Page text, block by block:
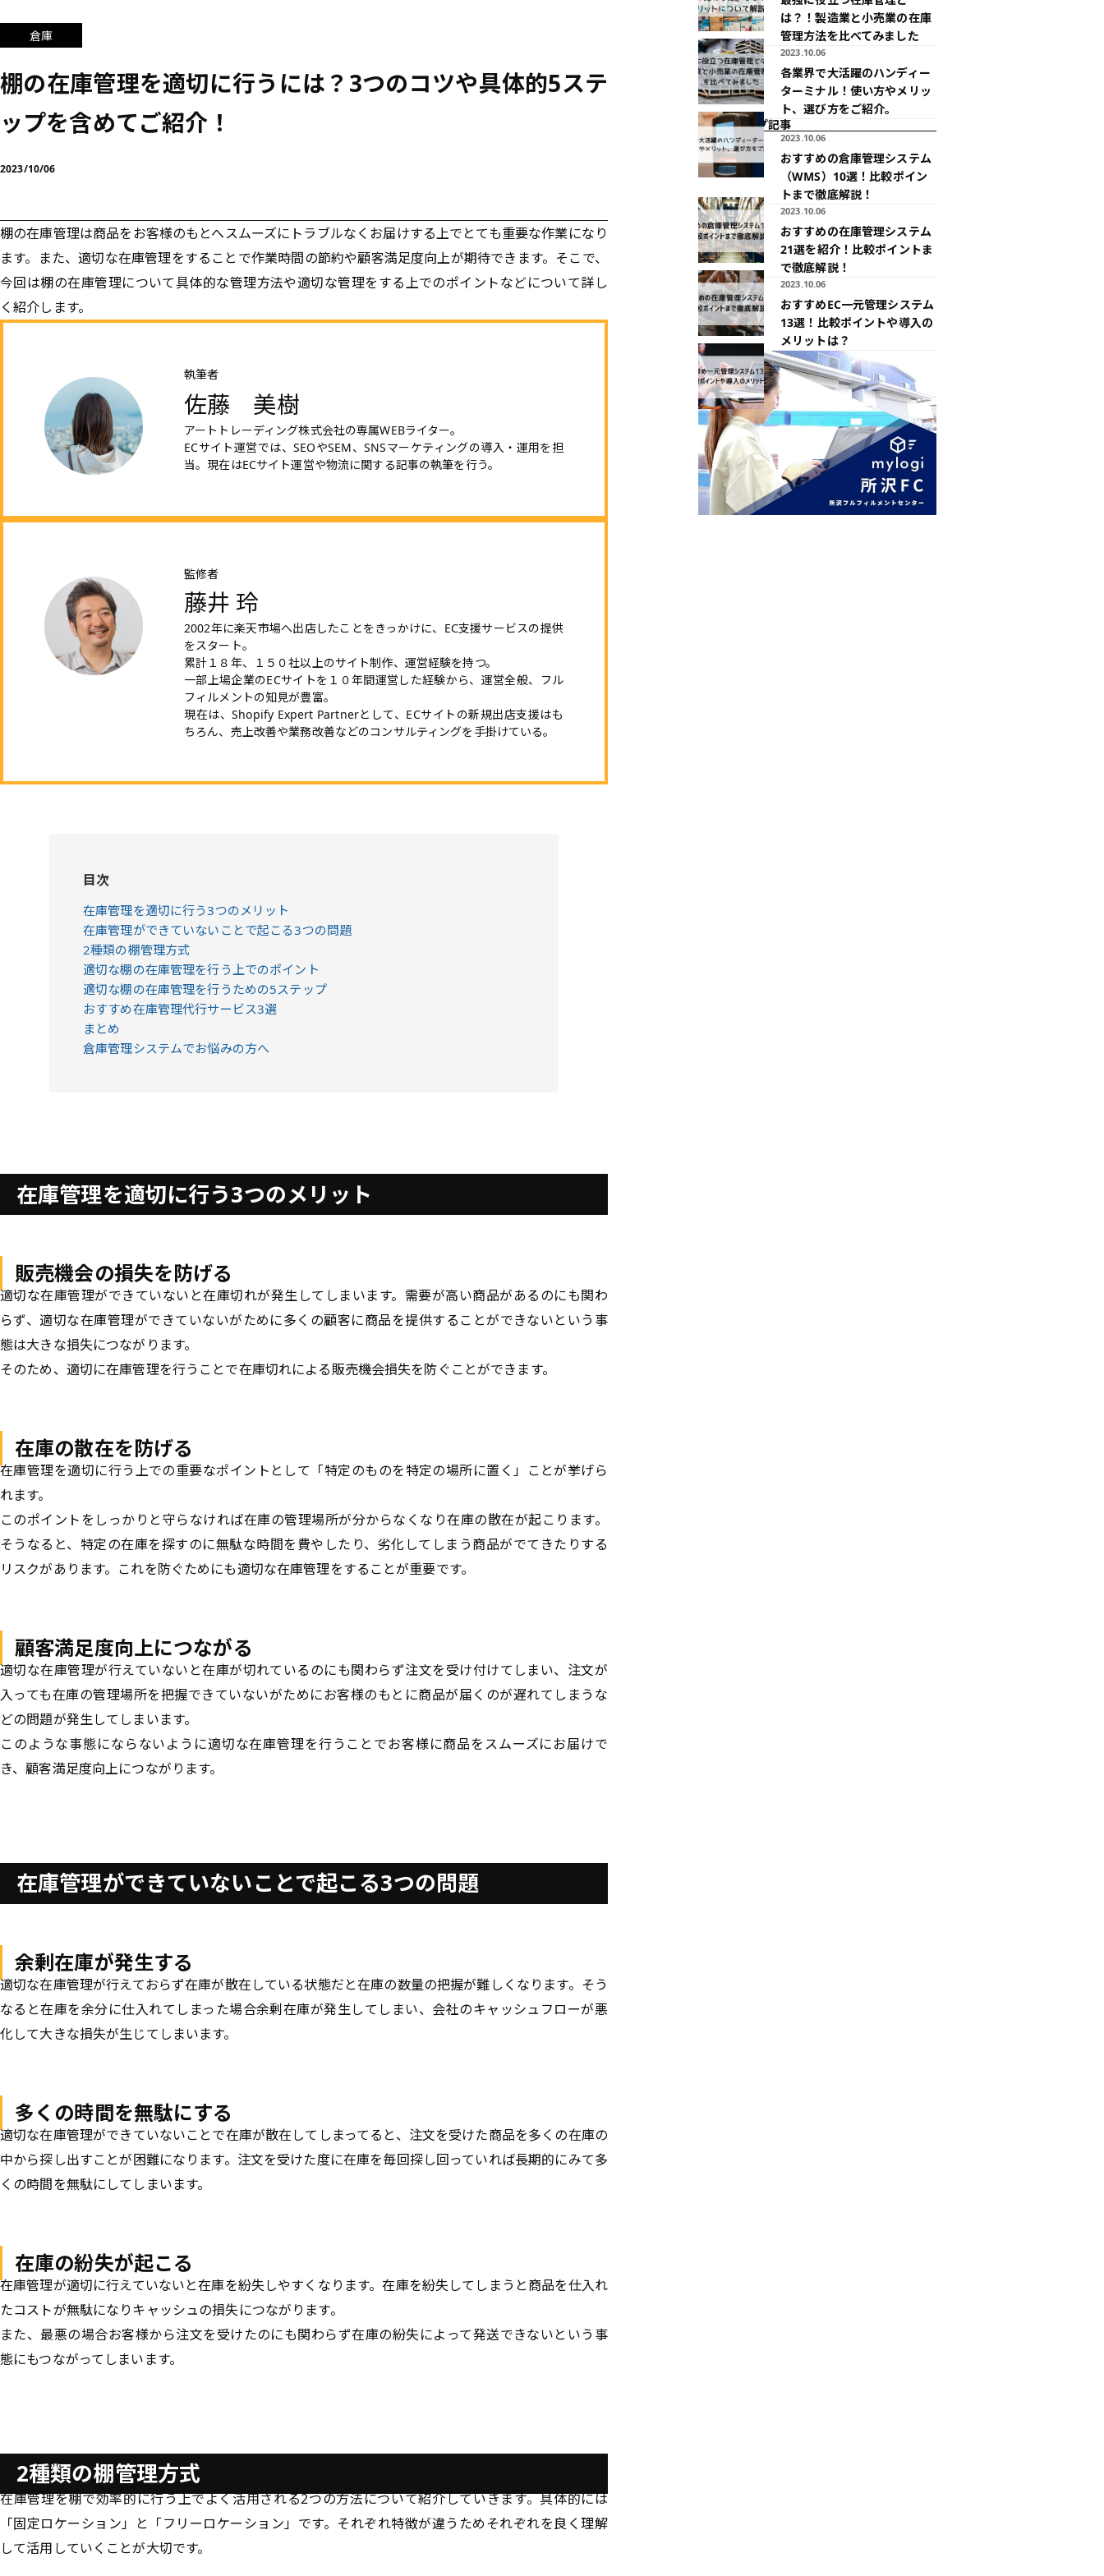
倉庫
棚の在庫管理を適切に行うには？3つのコツや具体的5ステ
ップを含めてご紹介！
2023/10/06
棚の在庫管理は商品をお客様のもとへスムーズにトラブルなくお届けする上でとても重要な作業になり
ます。また、適切な在庫管理をすることで作業時間の節約や顧客満足度向上が期待できます。そこで、
今回は棚の在庫管理について具体的な管理方法や適切な管理をする上でのポイントなどについて詳し
く紹介します。
執筆者
佐藤 美樹
アートトレーディング株式会社の専属WEBライター。
ECサイト運営では、SEOやSEM、SNSマーケティングの導入・運用を担
当。現在はECサイト運営や物流に関する記事の執筆を行う。
監修者
藤井 玲
2002年に楽天市場へ出店したことをきっかけに、EC支援サービスの提供
をスタート。
累計１８年、１５０社以上のサイト制作、運営経験を持つ。
一部上場企業のECサイトを１０年間運営した経験から、運営全般、フル
フィルメントの知見が豊富。
現在は、Shopify Expert Partnerとして、ECサイトの新規出店支援はも
ちろん、売上改善や業務改善などのコンサルティングを手掛けている。
目次
在庫管理を適切に行う3つのメリット
在庫管理ができていないことで起こる3つの問題
2種類の棚管理方式
適切な棚の在庫管理を行う上でのポイント
適切な棚の在庫管理を行うための5ステップ
おすすめ在庫管理代行サービス3選
まとめ
倉庫管理システムでお悩みの方へ
在庫管理を適切に行う3つのメリット
販売機会の損失を防げる
適切な在庫管理ができていないと在庫切れが発生してしまいます。需要が高い商品があるのにも関わ
らず、適切な在庫管理ができていないがために多くの顧客に商品を提供することができないという事
態は大きな損失につながります。
そのため、適切に在庫管理を行うことで在庫切れによる販売機会損失を防ぐことができます。
在庫の散在を防げる
在庫管理を適切に行う上での重要なポイントとして「特定のものを特定の場所に置く」ことが挙げら
れます。
このポイントをしっかりと守らなければ在庫の管理場所が分からなくなり在庫の散在が起こります。
そうなると、特定の在庫を探すのに無駄な時間を費やしたり、劣化してしまう商品がでてきたりする
リスクがあります。これを防ぐためにも適切な在庫管理をすることが重要です。
顧客満足度向上につながる
適切な在庫管理が行えていないと在庫が切れているのにも関わらず注文を受け付けてしまい、注文が
入っても在庫の管理場所を把握できていないがためにお客様のもとに商品が届くのが遅れてしまうな
どの問題が発生してしまいます。
このような事態にならないように適切な在庫管理を行うことでお客様に商品をスムーズにお届けで
き、顧客満足度向上につながります。
在庫管理ができていないことで起こる3つの問題
余剰在庫が発生する
適切な在庫管理が行えておらず在庫が散在している状態だと在庫の数量の把握が難しくなります。そう
なると在庫を余分に仕入れてしまった場合余剰在庫が発生してしまい、会社のキャッシュフローが悪
化して大きな損失が生じてしまいます。
多くの時間を無駄にする
適切な在庫管理ができていないことで在庫が散在してしまってると、注文を受けた商品を多くの在庫の
中から探し出すことが困難になります。注文を受けた度に在庫を毎回探し回っていれば長期的にみて多
くの時間を無駄にしてしまいます。
在庫の紛失が起こる
在庫管理が適切に行えていないと在庫を紛失しやすくなります。在庫を紛失してしまうと商品を仕入れ
たコストが無駄になりキャッシュの損失につながります。
また、最悪の場合お客様から注文を受けたのにも関わらず在庫の紛失によって発送できないという事
態にもつながってしまいます。
2種類の棚管理方式
在庫管理を棚で効率的に行う上でよく活用される2つの方法について紹介していきます。具体的には
「固定ロケーション」と「フリーロケーション」です。それぞれ特徴が違うためそれぞれを良く理解
して活用していくことが大切です。
は？！製造業と小売業の在庫
管理方法を比べてみました
2023.10.06
各業界で大活躍のハンディー
ターミナル！使い方やメリッ
ト、選び方をご紹介。
ピックアップ記事
2023.10.06
おすすめの倉庫管理システム
（WMS）10選！比較ポイン
トまで徹底解説！
2023.10.06
おすすめの在庫管理システム
21選を紹介！比較ポイントま
で徹底解説！
2023.10.06
おすすめEC一元管理システム
13選！比較ポイントや導入の
メリットは？